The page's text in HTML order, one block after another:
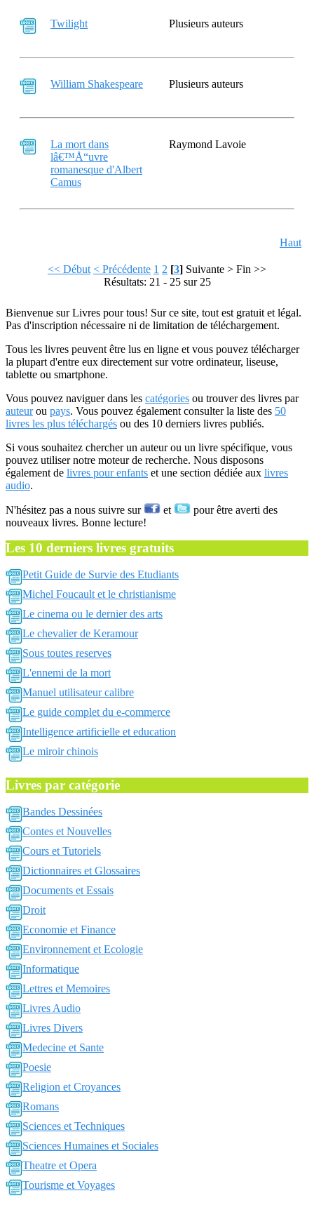
Twilight Plusieurs auteurs
William Shakespeare Plusieurs auteurs
La mort dans
lâ€™Å“uvre
romanesque d'Albert
Camus
Raymond Lavoie
Haut
<< Début < Précédente 1 2 [3] Suivante > Fin >>
Résultats: 21 - 25 sur 25
Bienvenue sur Livres pour tous! Sur ce site, tout est gratuit et légal.
Pas d'inscription nécessaire ni de limitation de téléchargement.
Tous les livres peuvent être lus en ligne et vous pouvez télécharger
la plupart d'entre eux directement sur votre ordinateur, liseuse,
tablette ou smartphone.
Vous pouvez naviguer dans les catégories ou trouver des livres par
auteurou pays. Vous pouvez également consulter la liste des 50
livres les plus téléchargés ou des 10 derniers livres publiés.
Si vous souhaitez chercher un auteur ou un livre spécifique, vous
pouvez utiliser notre moteur de recherche. Nous disposons
également de livres pour enfants et une section dédiée aux livres
audio.
N'hésitez pas a nous suivre sur et
pour être averti des
nouveaux livres. Bonne lecture!
Les 10 derniers livres gratuits
Petit Guide de Survie des Etudiants
Michel Foucault et le christianisme
Le cinema ou le dernier des arts
Le chevalier de Keramour
Sous toutes reserves
L'ennemi de la mort
Manuel utilisateur calibre
Le guide complet du e-commerce
Intelligence artificielle et education
Le miroir chinois
Livres par catégorie
Bandes Dessinées
Contes et Nouvelles
Cours et Tutoriels
Dictionnaires et Glossaires
Documents et Essais
Droit
Economie et Finance
Environnement et Ecologie
Informatique
Lettres et Memoires
Livres Audio
Livres Divers
Medecine et Sante
Poesie
Religion et Croyances
Romans
Sciences et Techniques
Sciences Humaines et Sociales
Theatre et Opera
Tourisme et Voyages